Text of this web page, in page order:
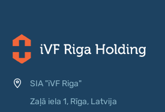
SIA "iVF Riga"
Zaļā iela 1, Rīga, Latvija